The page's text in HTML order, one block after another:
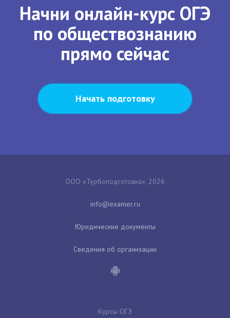
Начни онлайн-курс ОГЭ
по обществознанию
прямо сейчас
Начать подготовку
ООО «Турбоподготовка», 2026
Юридические документы
Сведения об организации
Курсы ОГЭ